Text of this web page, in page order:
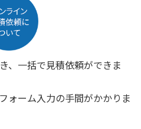
、一括で見積依頼ができま
ォーム入力の手間がかかりま